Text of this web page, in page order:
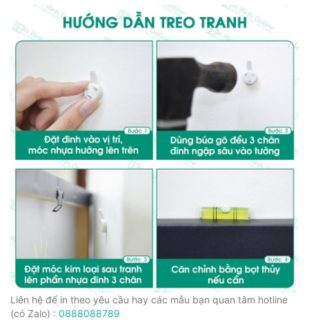
Liên hệ để in theo yêu cầu hay các mẫu bạn quan tâm hotline
(có Zalo) : 0888088789